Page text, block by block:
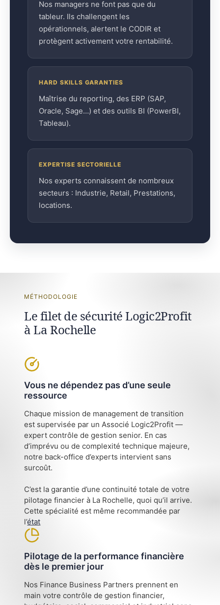
Nos managers ne font pas que du
tableur. Ils challengent les
opérationnels, alertent le CODIR et
protègent activement votre rentabilité.
HARD SKILLS GARANTIES
Maîtrise du reporting, des ERP (SAP,
Oracle, Sage…) et des outils BI (PowerBI,
Tableau).
EXPERTISE SECTORIELLE
Nos experts connaissent de nombreux
secteurs : Industrie, Retail, Prestations,
locations.
MÉTHODOLOGIE
Le filet de sécurité Logic2Profit
à La Rochelle
Vous ne dépendez pas d’une seule
ressource
Chaque mission de management de transition
est supervisée par un Associé Logic2Profit —
expert contrôle de gestion senior. En cas
d’imprévu ou de complexité technique majeure,
notre back-office d’experts intervient sans
surcoût.
C’est la garantie d’une continuité totale de votre
pilotage financier à La Rochelle, quoi qu’il arrive.
Cette spécialité est même recommandée par
l’état
Pilotage de la performance financière
dès le premier jour
Nos Finance Business Partners prennent en
main votre contrôle de gestion financier,